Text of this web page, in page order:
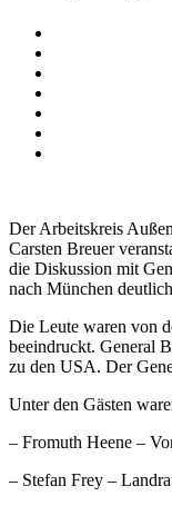
Der Arbeitskreis
Carsten Breuer
die Diskussion mit
nach München
Die Leute waren von
beeindruckt. General
zu den USA. Der
Unter den Gästen
– Fromuth Heene –
– Stefan Frey –